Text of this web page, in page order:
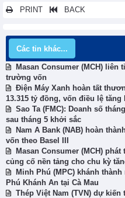
PRINT BACK
Các tin khác...
Masan Consumer (MCH)
trường vốn
Điện Máy Xanh hoàn tất
13.315 tỷ đồng, vốn điều lệ tăng
Sao Ta (FMC): Doanh số
sau tháng 5 khởi sắc
Nam A Bank (NAB) hoàn
vốn theo Basel III
Masan Consumer (MCH)
củng cố nền tảng cho chu kỳ
Minh Phú (MPC) khánh
Phú Khánh An tại Cà Mau
Thép Việt Nam (TVN) dự